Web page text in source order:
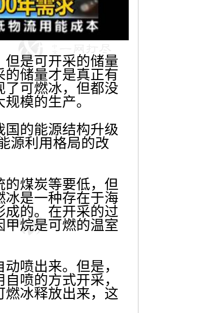
但是可开采的储量
的储量才是真正有
了可燃冰，但都没
模的生产。
国的能源结构升级
源利用格局的改
煤炭等要低，但
冰是一种存在于海
成的。在开采的过
烷是可燃的温室
喷出来。但是，
喷的方式开采，
燃冰释放出来，这